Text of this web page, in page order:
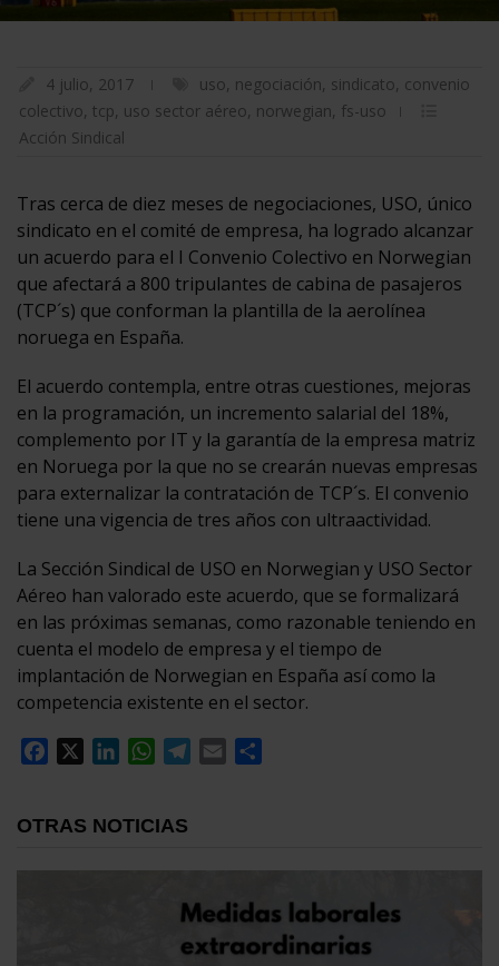
4 julio, 2017 uso, negociación, sindicato, convenio
colectivo, tcp, uso sector aéreo, norwegian, fs-uso
Acción Sindical
Tras cerca de diez meses de negociaciones, USO, único
sindicato en el comité de empresa, ha logrado alcanzar
un acuerdo para el I Convenio Colectivo en Norwegian
que afectará a 800 tripulantes de cabina de pasajeros
(TCP´s) que conforman la plantilla de la aerolínea
noruega en España.
El acuerdo contempla, entre otras cuestiones, mejoras
en la programación, un incremento salarial del 18%,
complemento por IT y la garantía de la empresa matriz
en Noruega por la que no se crearán nuevas empresas
para externalizar la contratación de TCP´s. El convenio
tiene una vigencia de tres años con ultraactividad.
La Sección Sindical de USO en Norwegian y USO Sector
Aéreo han valorado este acuerdo, que se formalizará
en las próximas semanas, como razonable teniendo en
cuenta el modelo de empresa y el tiempo de
implantación de Norwegian en España así como la
competencia existente en el sector.
Facebook
LinkedInWhatsApp
Telegram
Email
OTRAS NOTICIAS